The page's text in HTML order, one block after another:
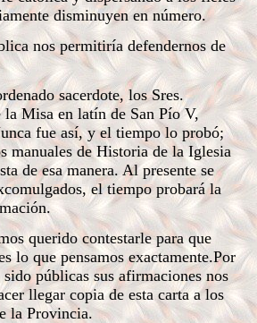
disminuyen en número.
nos permitiría defendernos de
sacerdote, los Sres.
la Misa en latín de San Pío V,
fue así, y el tiempo lo probó;
manuales de Historia de la Iglesia
de esa manera. Al presente se
el tiempo probará la
querido contestarle para que
lo que pensamos exactamente.Por
públicas sus afirmaciones nos
llegar copia de esta carta a los
la Provincia.